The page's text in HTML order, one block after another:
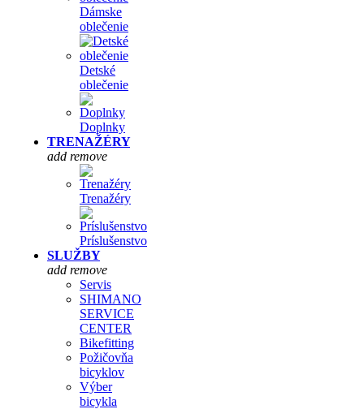
Dámske
oblečenie
Detské
oblečenie
Doplnky
TRENAŽÉRY
add remove
Trenažéry
Príslušenstvo
SLUŽBY
add remove
Servis
SHIMANO
SERVICE
CENTER
Bikefitting
Požičovňa
bicyklov
Výber
bicykla